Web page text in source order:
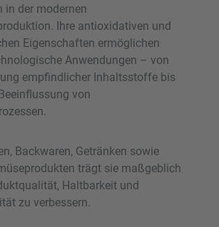
der modernen
Ihre antioxidativen und
Eigenschaften ermöglichen
Anwendungen – von
empfindlicher Inhaltsstoffe bis
von
Backwaren, Getränken sowie
trägt sie maßgeblich
Haltbarkeit und
zu verbessern.